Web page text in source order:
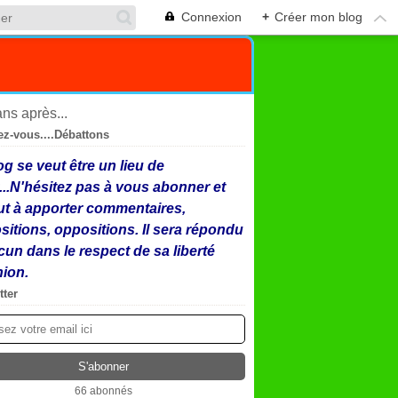
Connexion + Créer mon blog
vous....Débattons
se veut être un lieu de
pas à vous abonner et
à apporter commentaires,
oppositions. Il sera répondu
dans le respect de sa liberté
66 abonnés